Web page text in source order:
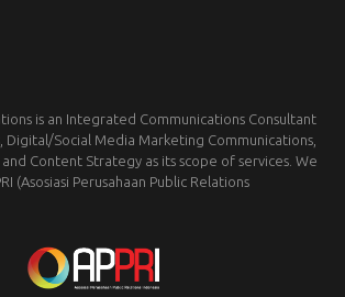
is an Integrated Communications Consultant
Digital/Social Media Marketing Communications,
Content Strategy as its scope of services. We
(Asosiasi Perusahaan Public Relations